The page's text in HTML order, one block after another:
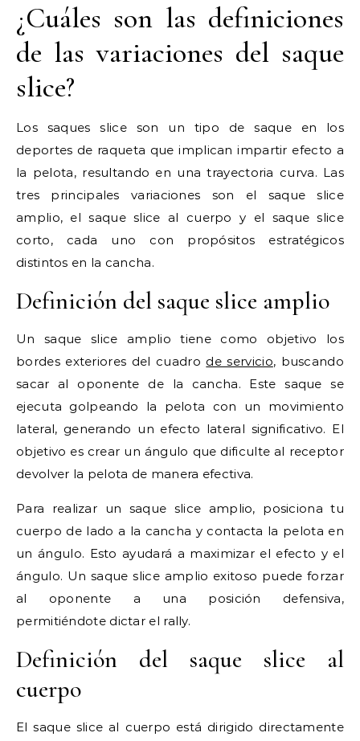
¿Cuáles son las definiciones
de las variaciones del saque
slice?
Los saques slice son un tipo de saque en los
deportes de raqueta que implican impartir efecto a
la pelota, resultando en una trayectoria curva. Las
tres principales variaciones son el saque slice
amplio, el saque slice al cuerpo y el saque slice
corto, cada uno con propósitos estratégicos
distintos en la cancha.
Definición del saque slice amplio
Un saque slice amplio tiene como objetivo los
bordes exteriores del cuadro de servicio, buscando
sacar al oponente de la cancha. Este saque se
ejecuta golpeando la pelota con un movimiento
lateral, generando un efecto lateral significativo. El
objetivo es crear un ángulo que dificulte al receptor
devolver la pelota de manera efectiva.
Para realizar un saque slice amplio, posiciona tu
cuerpo de lado a la cancha y contacta la pelota en
un ángulo. Esto ayudará a maximizar el efecto y el
ángulo. Un saque slice amplio exitoso puede forzar
al oponente a una posición defensiva,
permitiéndote dictar el rally.
Definición del saque slice al
cuerpo
El saque slice al cuerpo está dirigido directamente